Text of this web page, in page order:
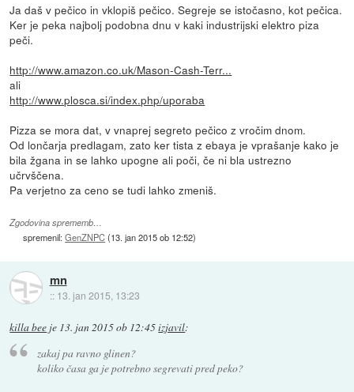
Ja daš v pečico in vklopiš pečico. Segreje se istočasno, kot pečica.
Ker je peka najbolj podobna dnu v kaki industrijski elektro piza
peči.
http://www.amazon.co.uk/Mason-Cash-Terr...
ali
http://www.plosca.si/index.php/uporaba
Pizza se mora dat, v vnaprej segreto pečico z vročim dnom.
Od lončarja predlagam, zato ker tista z ebaya je vprašanje kako je
bila žgana in se lahko upogne ali poči, če ni bla ustrezno
učrvščena.
Pa verjetno za ceno se tudi lahko zmeniš.
Zgodovina sprememb…
spremenil:GenZNPC(13. jan 2015 ob 12:52)
mn
:: 13. jan 2015, 13:23
killa bee je 13. jan 2015 ob 12:45izjavil:
zakaj pa ravno glinen?
koliko časa ga je potrebno segrevati pred peko?